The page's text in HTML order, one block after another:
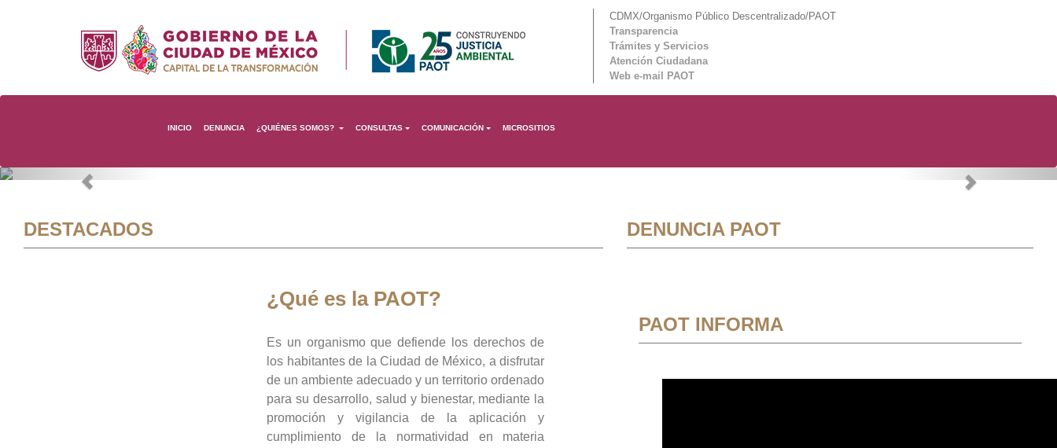
CDMX/Organismo Público Descentralizado/PAOT
Transparencia
Trámites y Servicios
Atención Ciudadana
Web e-mail PAOT
INICIO DENUNCIA ¿QUIÉNES SOMOS? CONSULTAS COMUNICACIÓN MICROSITIOS
Previous Next
DESTACADOS
¿Qué es la PAOT?
Es un organismo que defiende los derechos de
los habitantes de la Ciudad de México, a disfrutar
de un ambiente adecuado y un territorio ordenado
para su desarrollo, salud y bienestar, mediante la
promoción y vigilancia de la aplicación y
cumplimiento de la normatividad en materia
DENUNCIA PAOT
PAOT INFORMA